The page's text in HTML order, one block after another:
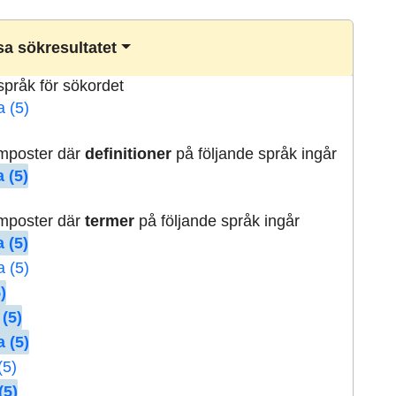
sökresultatet
för sökordet
(5)
därdefinitioner på följande språk ingår
(5)
därtermer på följande språk ingår
(5)
(5)
(5)